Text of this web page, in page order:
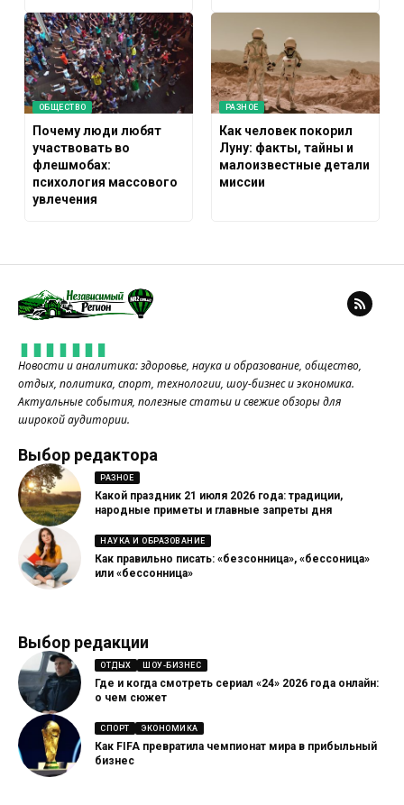
ОБЩЕСТВО
Почему люди любят
участвовать во
флешмобах:
психология массового
увлечения
РАЗНОЕ
Как человек покорил
Луну: факты, тайны и
малоизвестные детали
миссии
Новости и аналитика: здоровье, наука и образование, общество,
отдых, политика, спорт, технологии, шоу-бизнес и экономика.
Актуальные события, полезные статьи и свежие обзоры для
широкой аудитории.
Выбор редактора
РАЗНОЕ
Какой праздник 21 июля 2026 года: традиции,
народные приметы и главные запреты дня
НАУКА И ОБРАЗОВАНИЕ
Как правильно писать: «безсонница», «бессоница»
или «бессонница»
Выбор редакции
ОТДЫХ ШОУ-БИЗНЕС
Где и когда смотреть сериал «24» 2026 года онлайн:
о чем сюжет
СПОРТ ЭКОНОМИКА
Как FIFA превратила чемпионат мира в прибыльный
бизнес